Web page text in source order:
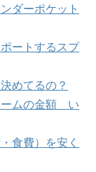
ダーポケット
ートするスプ
めてるの？
ームの金額 い
食費）を安く